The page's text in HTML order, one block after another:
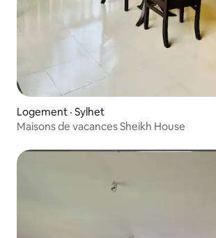
Logement · Sylhet
Maisons de vacances Sheikh House